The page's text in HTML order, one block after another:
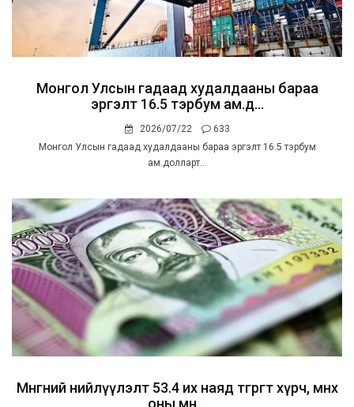
Монгол Улсын гадаад худалдааны бараа
эргэлт 16.5 тэрбум ам.д...
2026/07/22
633
Монгол Улсын гадаад худалдааны бараа эргэлт 16.5 тэрбум
ам.долларт...
Мөнгөний нийлүүлэлт 53.4 их наяд төгрөгт хүрч, өмнөх
оны мөн...